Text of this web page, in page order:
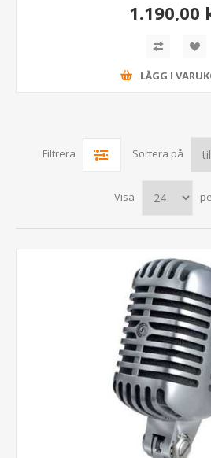
1.190,00
LÄGG I
Filtrera Sortera på
Visa